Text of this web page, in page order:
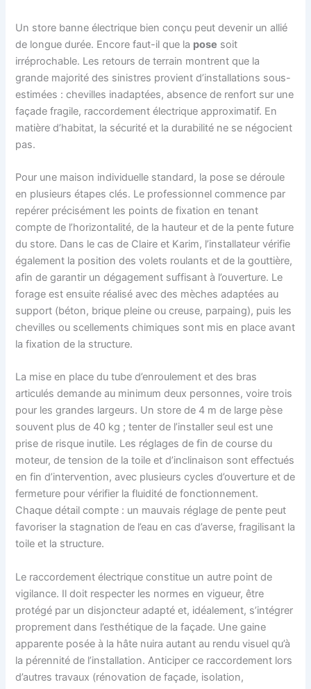
Un store banne électrique bien conçu peut devenir un allié
de longue durée. Encore faut-il que la pose soit
irréprochable. Les retours de terrain montrent que la
grande majorité des sinistres provient d’installations sous-
estimées : chevilles inadaptées, absence de renfort sur une
façade fragile, raccordement électrique approximatif. En
matière d’habitat, la sécurité et la durabilité ne se négocient
pas.
Pour une maison individuelle standard, la pose se déroule
en plusieurs étapes clés. Le professionnel commence par
repérer précisément les points de fixation en tenant
compte de l’horizontalité, de la hauteur et de la pente future
du store. Dans le cas de Claire et Karim, l’installateur vérifie
également la position des volets roulants et de la gouttière,
afin de garantir un dégagement suffisant à l’ouverture. Le
forage est ensuite réalisé avec des mèches adaptées au
support (béton, brique pleine ou creuse, parpaing), puis les
chevilles ou scellements chimiques sont mis en place avant
la fixation de la structure.
La mise en place du tube d’enroulement et des bras
articulés demande au minimum deux personnes, voire trois
pour les grandes largeurs. Un store de 4 m de large pèse
souvent plus de 40 kg ; tenter de l’installer seul est une
prise de risque inutile. Les réglages de fin de course du
moteur, de tension de la toile et d’inclinaison sont effectués
en fin d’intervention, avec plusieurs cycles d’ouverture et de
fermeture pour vérifier la fluidité de fonctionnement.
Chaque détail compte : un mauvais réglage de pente peut
favoriser la stagnation de l’eau en cas d’averse, fragilisant la
toile et la structure.
Le raccordement électrique constitue un autre point de
vigilance. Il doit respecter les normes en vigueur, être
protégé par un disjoncteur adapté et, idéalement, s’intégrer
proprement dans l’esthétique de la façade. Une gaine
apparente posée à la hâte nuira autant au rendu visuel qu’à
la pérennité de l’installation. Anticiper ce raccordement lors
d’autres travaux (rénovation de façade, isolation,